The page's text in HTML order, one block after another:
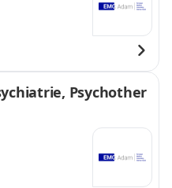
Psychother